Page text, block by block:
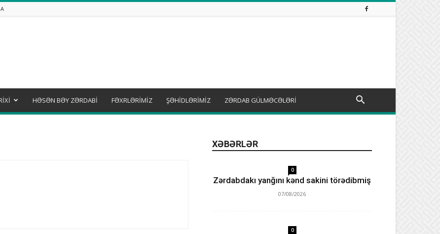
HƏSƏN BƏY ZƏRDABİ FƏXRLƏRİMİZ ŞƏHİDLƏRİMİZ ZƏRDAB GÜLMƏCƏLƏRİ
XƏBƏRLƏR
0
Zərdabdakı yanğını kənd sakini törədibmiş
07/08/2026
0